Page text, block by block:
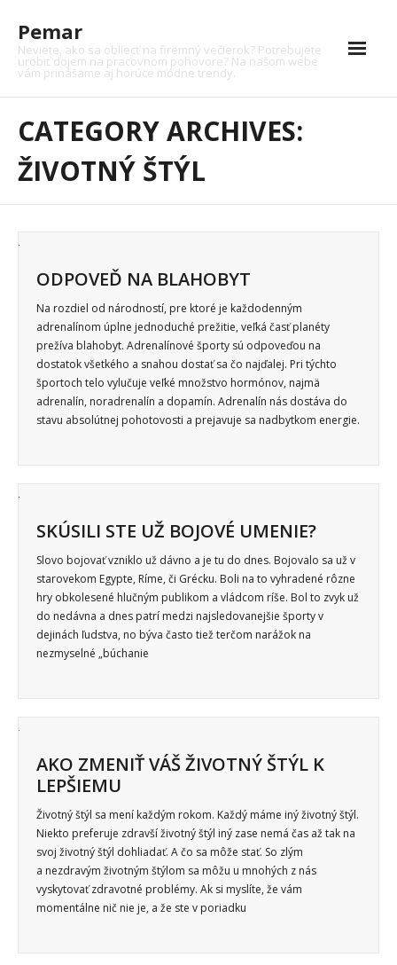
content
Pemar
Neviete, ako sa obliecť na firemný večierok? Potrebujete
urobiť dojem na pracovnom pohovore? Na našom webe
vám prinášame aj horúce módne trendy.
Kultúra
Moto
Nákupy
Služby
Vzťahy
Web
Zábava
Životný štýl
CATEGORY ARCHIVES:
ŽIVOTNÝ ŠTÝL
ODPOVEĎ NA BLAHOBYT
Na rozdiel od národností, pre ktoré je každodenným
adrenalínom úplne jednoduché prežitie, veľká časť planéty
prežíva blahobyt. Adrenalínové športy sú odpoveďou na
dostatok všetkého a snahou dostať sa čo najďalej. Pri týchto
športoch telo vylučuje veľké množstvo hormónov, najmä
adrenalín, noradrenalín a dopamín. Adrenalín nás dostáva do
stavu absolútnej pohotovosti a prejavuje sa nadbytkom energie.
SKÚSILI STE UŽ BOJOVÉ UMENIE?
Slovo bojovať vzniklo už dávno a je tu do dnes. Bojovalo sa už v
starovekom Egypte, Ríme, či Grécku. Boli na to vyhradené rôzne
hry obkolesené hlučným publikom a vládcom ríše. Bol to zvyk už
do nedávna a dnes patrí medzi najsledovanejšie športy v
dejinách ľudstva, no býva často tiež terčom narážok na
nezmyselné „búchanie
AKO ZMENIŤ VÁŠ ŽIVOTNÝ ŠTÝL K
LEPŠIEMU
Životný štýl sa mení každým rokom. Každý máme iný životný štýl.
Niekto preferuje zdravší životný štýl iný zase nemá čas až tak na
svoj životný štýl dohliadať. A čo sa môže stať. So zlým
a nezdravým životným štýlom sa môžu u mnohých z nás
vyskytovať zdravotné problémy. Ak si myslíte, že vám
momentálne nič nie je, a že ste v poriadku